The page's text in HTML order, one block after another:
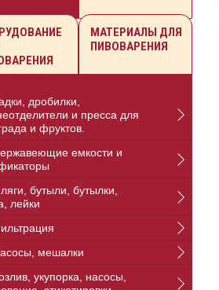
МАТЕРИАЛЫ ДЛЯ
ПИВОВАРЕНИЯ
дробилки,
и пресса для
и фруктов.
емкости и
бутыли, бутылки,
лейки
мешалки
укупорка, насосы,